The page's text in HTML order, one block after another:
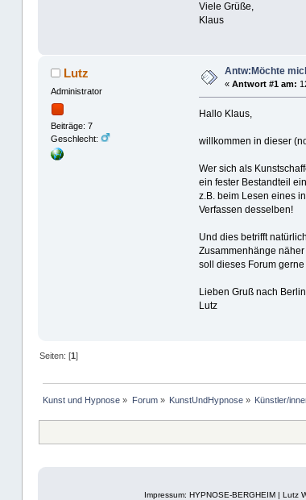
Viele Grüße,
Klaus
Lutz
Administrator
Beiträge: 7
Geschlecht:
Antw:Möchte
« Antwort #1 am:
Hallo Klaus,
willkommen in dieser
Wer sich als
ein fester Bestandteil
z.B. beim Lesen eines
Verfassen desselben!
Und dies betrifft
Zusammenhänge
soll dieses Forum
Lieben Gruß nach
Lutz
Seiten: [1]
Kunst und Hypnose » Forum» KunstUndHypnose» Künstler/
Impressum: HYPNOSE-BERGHEIM | Lutz